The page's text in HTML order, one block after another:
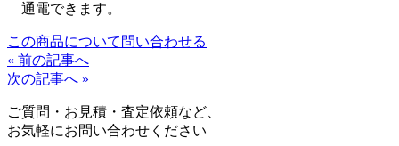
通電できます。
この商品について問い合わせる
« 前の記事へ
次の記事へ »
ご質問・お見積・査定依頼など、
お気軽にお問い合わせください